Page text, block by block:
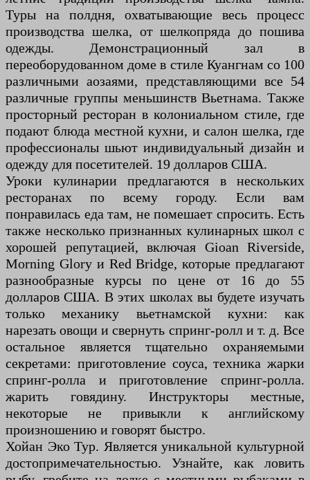
Туры на полдня, охватывающие весь процесс
производства шелка, от шелкопряда до пошива
одежды. Демонстрационный зал в
переоборудованном доме в стиле Куангнам со 100
различными аозаями, представляющими все 54
различные группы меньшинств Вьетнама. Также
просторный ресторан в колониальном стиле, где
подают блюда местной кухни, и салон шелка, где
профессионалы шьют индивидуальный дизайн и
одежду для посетителей. 19 долларов США.
Уроки кулинарии предлагаются в нескольких
ресторанах по всему городу. Если вам
понравилась еда там, не помешает спросить. Есть
также несколько признанных кулинарных школ с
хорошей репутацией, включая Gioan Riverside,
Morning Glory и Red Bridge, которые предлагают
разнообразные курсы по цене от 16 до 55
долларов США. В этих школах вы будете изучать
только механику вьетнамской кухни: как
нарезать овощи и свернуть спринг-ролл и т. д. Все
остальное является тщательно охраняемыми
секретами: приготовление соуса, техника жарки
спринг-ролла и приготовление спринг-ролла.
жарить говядину. Инструкторы местные,
некоторые не привыкли к английскому
произношению и говорят быстро.
Хойан Эко Тур. Является уникальной культурной
достопримечательностью. Узнайте, как ловить